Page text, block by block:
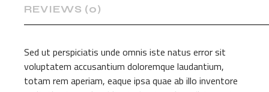
REVIEWS (0)
Sed ut perspiciatis unde omnis iste natus error sit
voluptatem accusantium doloremque laudantium,
totam rem aperiam, eaque ipsa quae ab illo inventore